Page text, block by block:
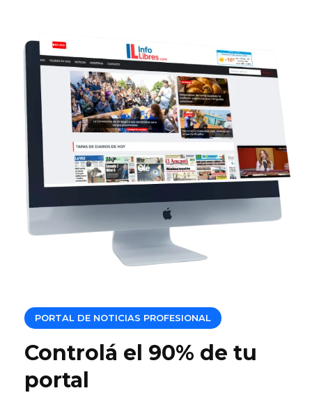
PORTAL DE NOTICIAS PROFESIONAL
Controlá el 90% de tu
portal